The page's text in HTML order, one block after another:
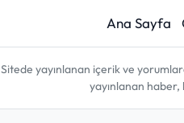
Ana Sayfa
Sitede yayınlanan içerik ve
yayınlanan haber,